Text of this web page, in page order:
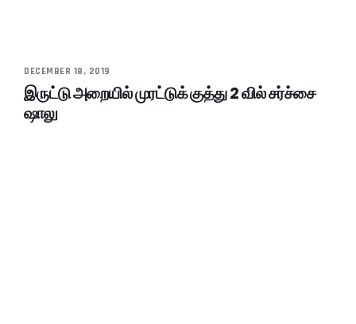
DECEMBER 18, 2019
இருட்டு அறையில் முரட்டுக் குத்து 2 வில் சர்ச்சை
ஷாலு